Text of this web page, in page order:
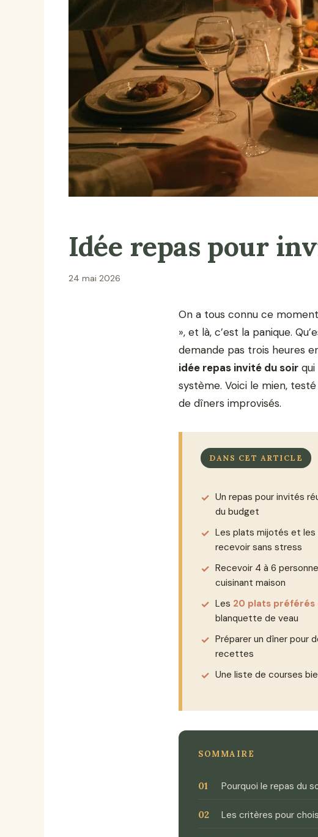
Idée repas pour
24 mai 2026
On a tous connu ce
», et là, c’est la panique.
demande pas trois heures
idée repas invité du soir
système. Voici le mien,
de dîners improvisés.
DANS CET ARTICLE
Un repas pour invités
du budget
Les plats mijotés et
recevoir sans stress
Recevoir 4 à 6
cuisinant maison
Les 20 plats préférés
blanquette de veau
Préparer un dîner pour
recettes
Une liste de courses
SOMMAIRE
Pourquoi le repas du
Les critères pour